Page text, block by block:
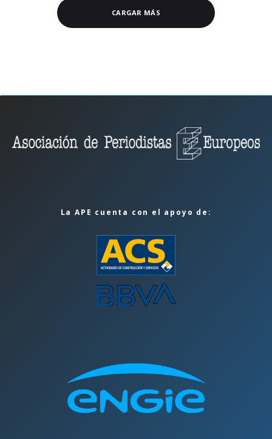
CARGAR MÁS
La APE cuenta con el apoyo de: